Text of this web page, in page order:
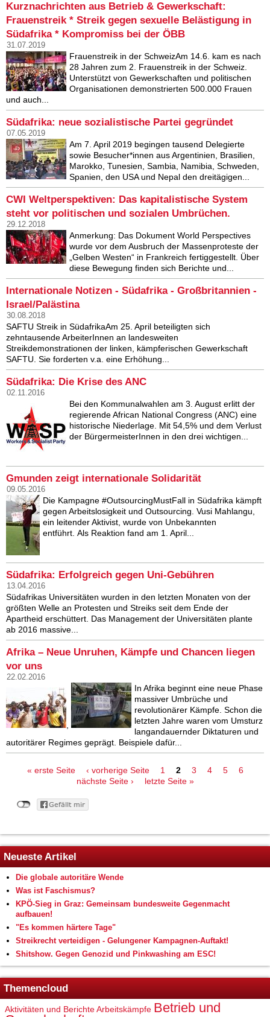
Kurznachrichten aus Betrieb & Gewerkschaft:
Frauenstreik * Streik gegen sexuelle Belästigung in
Südafrika * Kompromiss bei der ÖBB
31.07.2019
Frauenstreik in der SchweizAm 14.6. kam es nach
28 Jahren zum 2. Frauenstreik in der Schweiz.
Unterstützt von Gewerkschaften und politischen
Organisationen demonstrierten 500.000 Frauen
und auch...
Südafrika: neue sozialistische Partei gegründet
07.05.2019
Am 7. April 2019 begingen tausend Delegierte
sowie Besucher*innen aus Argentinien, Brasilien,
Marokko, Tunesien, Sambia, Namibia, Schweden,
Spanien, den USA und Nepal den dreitägigen...
CWI Weltperspektiven: Das kapitalistische System
steht vor politischen und sozialen Umbrüchen.
29.12.2018
Anmerkung: Das Dokument World Perspectives
wurde vor dem Ausbruch der Massenproteste der
„Gelben Westen“ in Frankreich fertiggestellt. Über
diese Bewegung finden sich Berichte und...
Internationale Notizen - Südafrika - Großbritannien -
Israel/Palästina
30.08.2018
SAFTU Streik in SüdafrikaAm 25. April beteiligten sich
zehntausende ArbeiterInnen an landesweiten
Streikdemonstrationen der linken, kämpferischen Gewerkschaft
SAFTU. Sie forderten v.a. eine Erhöhung...
Südafrika: Die Krise des ANC
02.11.2016
Bei den Kommunalwahlen am 3. August erlitt der
regierende African National Congress (ANC) eine
historische Niederlage. Mit 54,5% und dem Verlust
der BürgermeisterInnen in den drei wichtigen...
Gmunden zeigt internationale Solidarität
09.05.2016
Die Kampagne #OutsourcingMustFall in Südafrika kämpft
gegen Arbeitslosigkeit und Outsourcing. Vusi Mahlangu,
ein leitender Aktivist, wurde von Unbekannten
entführt. Als Reaktion fand am 1. April...
Südafrika: Erfolgreich gegen Uni-Gebühren
13.04.2016
Südafrikas Universitäten wurden in den letzten Monaten von der
größten Welle an Protesten und Streiks seit dem Ende der
Apartheid erschüttert. Das Management der Universitäten plante
ab 2016 massive...
Afrika – Neue Unruhen, Kämpfe und Chancen liegen
vor uns
22.02.2016
In Afrika beginnt eine neue Phase
massiver Umbrüche und
revolutionärer Kämpfe. Schon die
letzten Jahre waren vom Umsturz
langandauernder Diktaturen und
autoritärer Regimes geprägt. Beispiele dafür...
Seiten« erste Seite ‹ vorherige Seite 1 2 3 4 5
6
nächste Seite ›
letzte Seite »
Neueste Artikel
Die globale autoritäre Wende
Was ist Faschismus?
KPÖ-Sieg in Graz: Gemeinsam bundesweite Gegenmacht
aufbauen!
"Es kommen härtere Tage"
Streikrecht verteidigen - Gelungener Kampagnen-Auftakt!
Shitshow. Gegen Genozid und Pinkwashing am ESC!
Themencloud
Aktivitäten und BerichteArbeitskämpfe Betrieb und